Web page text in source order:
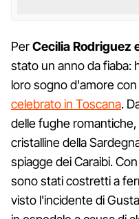
PerCecilia Rodriguez
stato un anno da fiaba:
loro sogno d'amore
celebrato in Toscana.
delle fughe
cristalline della
spiagge dei Caraibi.
sono stati costretti a
visto l'incidente di